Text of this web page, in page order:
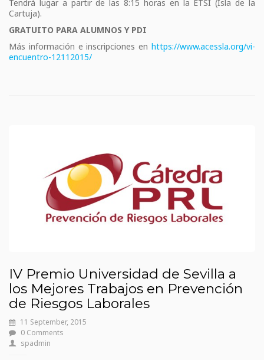
Tendrá lugar a partir de las 8:15 horas en la ETSI (Isla de la
Cartuja).
GRATUITO PARA ALUMNOS Y PDI
Más información e inscripciones en https://www.acessla.org/vi-
encuentro-12112015/
IV Premio Universidad de Sevilla a
los Mejores Trabajos en Prevención
de Riesgos Laborales
11 September, 2015
0 Comments
spadmin